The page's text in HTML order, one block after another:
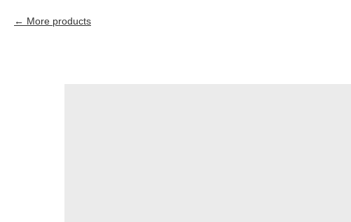
More products